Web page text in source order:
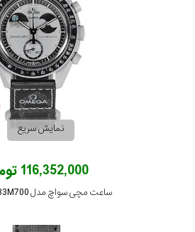
نمایش سریع
116,352,000 تومان